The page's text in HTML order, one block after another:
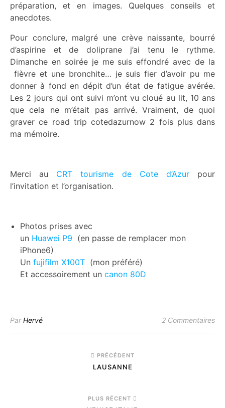
préparation, et en images. Quelques conseils et
anecdotes.
Pour conclure, malgré une crève naissante, bourré
d’aspirine et de doliprane j’ai tenu le rythme.
Dimanche en soirée je me suis effondré avec de la
fièvre et une bronchite… je suis fier d’avoir pu me
donner à fond en dépit d’un état de fatigue avérée.
Les 2 jours qui ont suivi m’ont vu cloué au lit, 10 ans
que cela ne m’était pas arrivé. Vraiment, de quoi
graver ce road trip cotedazurnow 2 fois plus dans
ma mémoire.
Merci au CRT tourisme de Cote d’Azurpour
l’invitation et l’organisation.
Photos prises avec
un Huawei P9 (en passe de remplacer mon
iPhone6)
Un fujifilm X100T (mon préféré)
Et accessoirement un canon 80D
ParHervé 2 Commentaires
PRÉCÉDENT
LAUSANNE
PLUS RÉCENT